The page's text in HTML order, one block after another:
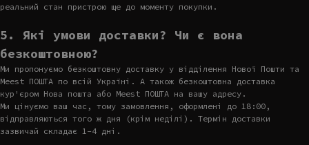
реальний стан пристрою ще до моменту покупки.
5. Які умови доставки? Чи є вона
безкоштовною?
Ми пропонуємо безкоштовну доставку у відділення Нової Пошти та
Meest ПОШТА по всій Україні. А також безкоштовна доставка
кур'єром Нова пошта або Meest ПОШТА на вашу адресу.
Ми цінуємо ваш час, тому замовлення, оформлені до 18:00,
відправляються того ж дня (крім неділі). Термін доставки
зазвичай складає 1-4 дні.